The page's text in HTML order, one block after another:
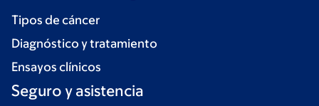
Tipos de cáncer
Diagnóstico y tratamiento
Ensayos clínicos
Seguro y asistencia